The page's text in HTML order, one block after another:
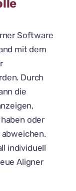
Software
mit dem
Durch
die
oder
individuell
Aligner